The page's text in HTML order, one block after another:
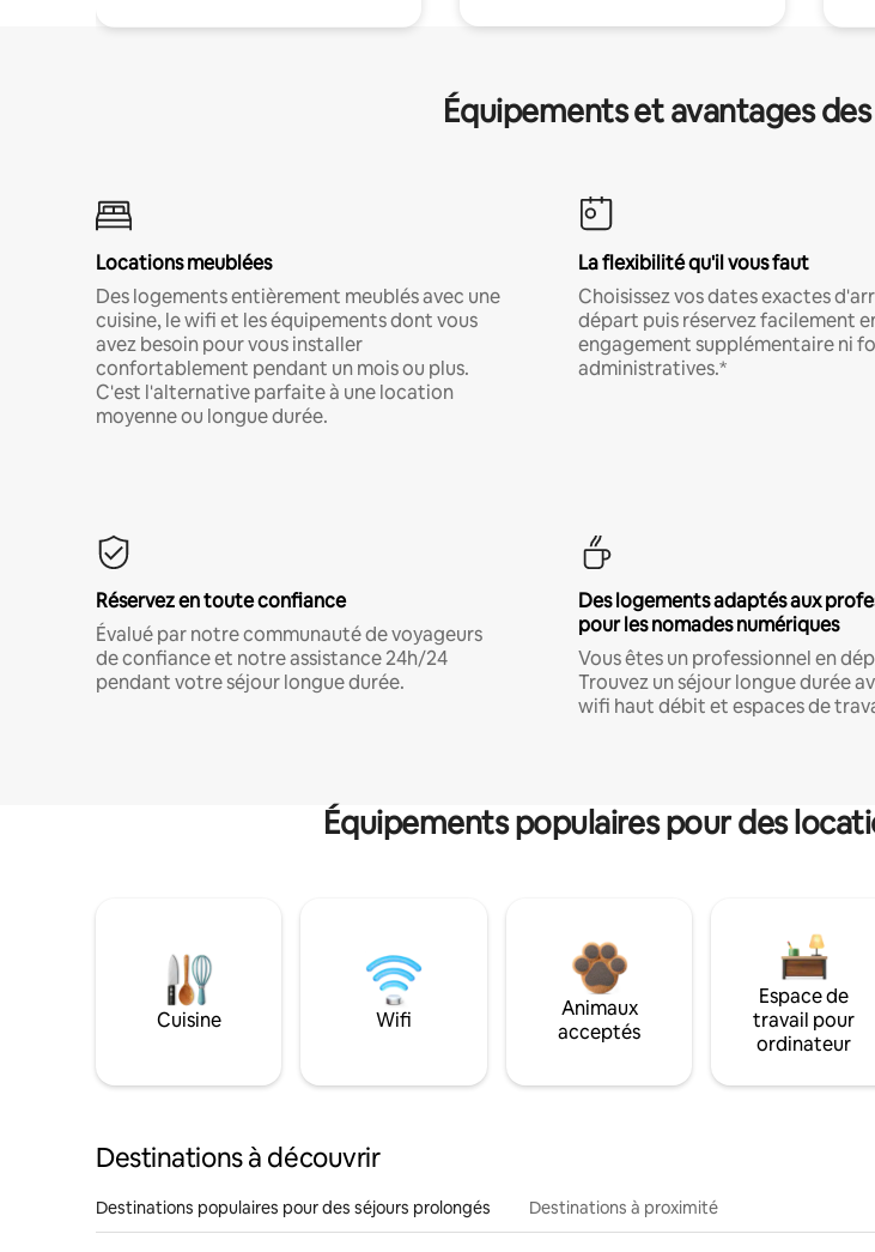
Équipements et avantages
Locations meublées
Des logements entièrement meublés avec une
cuisine, le wifi et les équipements dont vous
avez besoin pour vous installer
confortablement pendant un mois ou plus.
C'est l'alternative parfaite à une location
moyenne ou longue durée.
La flexibilité qu'il vous faut
Choisissez vos dates exactes
départ puis réservez facilement
engagement supplémentaire ni
administratives.*
Réservez en toute confiance
Évalué par notre communauté de voyageurs
de confiance et notre assistance 24h/24
pendant votre séjour longue durée.
Des logements adaptés aux
pour les nomades numériques
Vous êtes un professionnel en
Trouvez un séjour longue durée
wifi haut débit et espaces de
Équipements populaires pour des
Cuisine Wifi
Animaux
acceptés
Espace de
travail pour
ordinateur
Destinations à découvrir
Destinations populaires pour des séjours prolongés Destinations à proximité